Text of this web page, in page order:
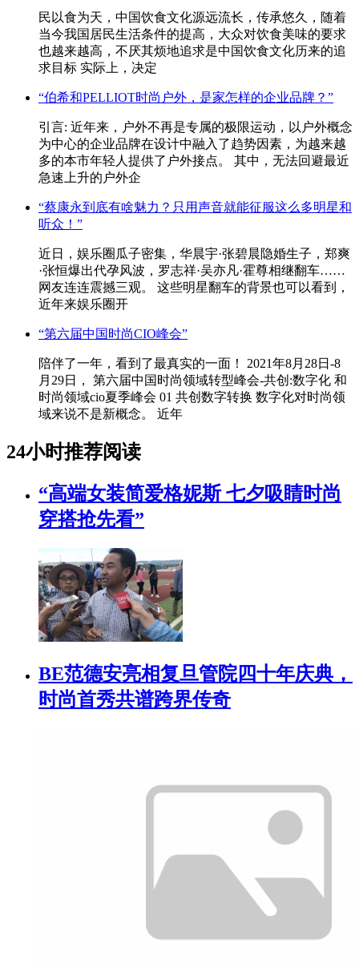
民以食为天，中国饮食文化源远流长，传承悠久，随着
当今我国居民生活条件的提高，大众对饮食美味的要求
也越来越高，不厌其烦地追求是中国饮食文化历来的追
求目标 实际上，决定
“伯希和PELLIOT时尚户外，是家怎样的企业品牌？”
引言: 近年来，户外不再是专属的极限运动，以户外概念
为中心的企业品牌在设计中融入了趋势因素，为越来越
多的本市年轻人提供了户外接点。 其中，无法回避最近
急速上升的户外企
“蔡康永到底有啥魅力？只用声音就能征服这么多明星和
听众！”
近日，娱乐圈瓜子密集，华晨宇·张碧晨隐婚生子，郑爽
·张恒爆出代孕风波，罗志祥·吴亦凡·霍尊相继翻车……
网友连连震撼三观。 这些明星翻车的背景也可以看到，
近年来娱乐圈开
“第六届中国时尚CIO峰会”
陪伴了一年，看到了最真实的一面！ 2021年8月28日-8
月29日， 第六届中国时尚领域转型峰会-共创:数字化 和
时尚领域cio夏季峰会 01 共创数字转换 数字化对时尚领
域来说不是新概念。 近年
24小时推荐阅读
“高端女装简爱格妮斯 七夕吸睛时尚
穿搭抢先看”
BE范德安亮相复旦管院四十年庆典，
时尚首秀共谱跨界传奇